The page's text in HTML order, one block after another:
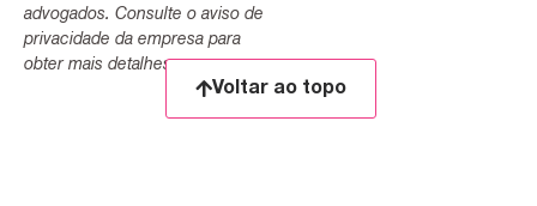
advogados. Consulte o aviso de
privacidade da empresa para
obter mais detalhes.
Voltar ao topo